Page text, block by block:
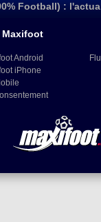
Football) :
Maxifoot
Android
iPhone